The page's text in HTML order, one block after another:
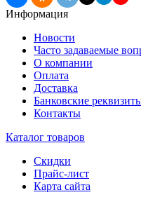
Информация
Новости
Часто задаваемые
О компании
Оплата
Доставка
Банковские
Контакты
Каталог товаров
Скидки
Прайс-лист
Карта сайта